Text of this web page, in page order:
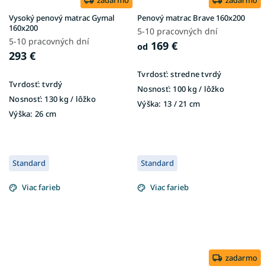
Vysoký penový matrac Gymal
160x200
5-10 pracovných dní
293 €
Tvrdosť: tvrdý
Nosnosť: 130 kg / lôžko
Výška: 26 cm
Penový matrac Brave 160x200
5-10 pracovných dní
od 169 €
Tvrdosť: stredne tvrdý
Nosnosť: 100 kg / lôžko
Výška: 13 / 21 cm
Standard
Viac farieb
Standard
Viac farieb
zadarmo